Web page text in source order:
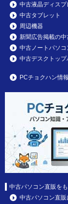
中古液晶ディスプ
中古タブレット
周辺機器
新聞広告掲載の中
中古ノートパソ
中古デスクトッ
PCチョクハン情
中古パソコン直販を
中古パソコン直販